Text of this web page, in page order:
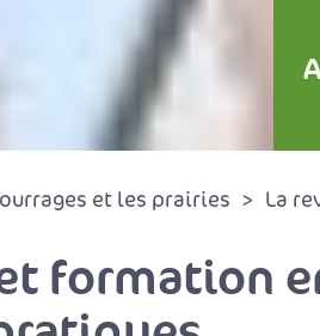
et les prairies La
formation